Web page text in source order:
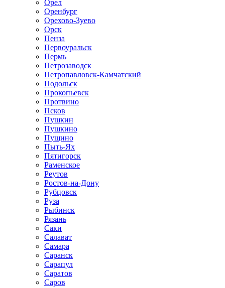
Орел
Оренбург
Орехово-Зуево
Орск
Пенза
Первоуральск
Пермь
Петрозаводск
Петропавловск-Камчатский
Подольск
Прокопьевск
Протвино
Псков
Пушкин
Пушкино
Пущино
Пыть-Ях
Пятигорск
Раменское
Реутов
Ростов-на-Дону
Рубцовск
Руза
Рыбинск
Рязань
Саки
Салават
Самара
Саранск
Сарапул
Саратов
Саров